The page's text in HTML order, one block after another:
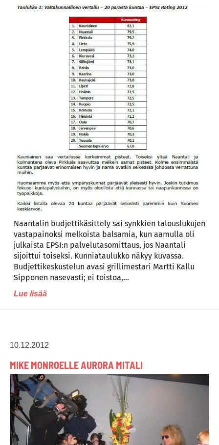
Naantalin budjettikäsittely sai synkkien talouslukujen
vastapainoksi melkoista balsamia, kun aamulla oli
julkaista EPSI:n palvelutasomittaus, jos Naantali
sijoittui toiseksi. Kunniataulukko näkyy kuvassa.
Budjettikeskustelun avasi grillimestari Martti Kallu
Sipponen nasevasti; ei toistoa,…
Lue lisää
10.12.2012
MIKE MONROELLE AURORA MITALI